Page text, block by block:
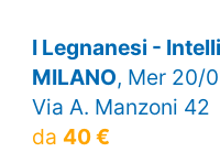
I Legnanesi -
MILANO, Mer 20/
Via A. Manzoni 42
da 40 €